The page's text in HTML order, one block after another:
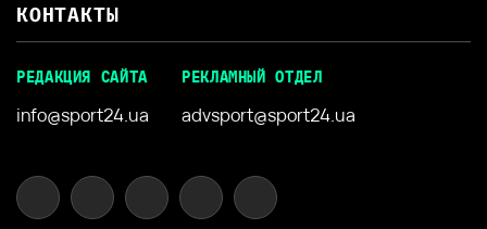
КОНТАКТЫ
РЕДАКЦИЯ САЙТА
info@sport24.ua
РЕКЛАМНЫЙ ОТДЕЛ
advsport@sport24.ua